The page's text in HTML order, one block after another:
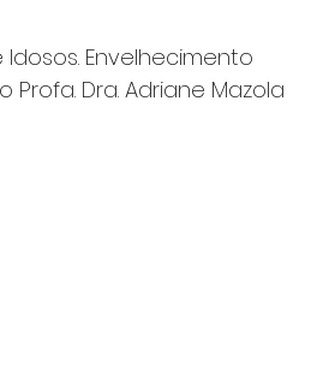
Envelhecimento
Dra. Adriane Mazola